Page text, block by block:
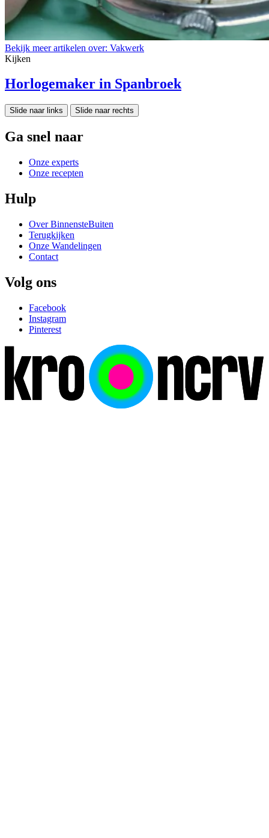
Bekijk meer artikelen over: Vakwerk
Kijken
Horlogemaker in Spanbroek
Slide naar links Slide naar rechts
Ga snel naar
Onze experts
Onze recepten
Hulp
Over BinnensteBuiten
Terugkijken
Onze Wandelingen
Contact
Volg ons
Facebook
Instagram
Pinterest